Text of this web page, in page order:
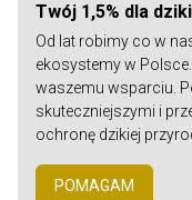
Twój 1,5% dla
Od lat robimy co w
ekosystemy w
waszemu wsparciu.
skuteczniejszymi i
ochronę dzikiej
POMAGAM